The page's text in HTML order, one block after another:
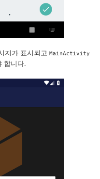
지가 표시되고 MainActivity
합니다.